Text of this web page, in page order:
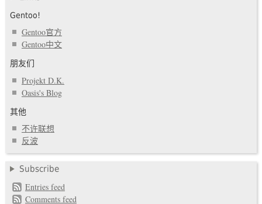
Gentoo!
Gentoo官方
Gentoo中文
朋友们
Projekt D.K.
Oasis's Blog
其他
不许联想
反波
Subscribe
Entries feed
Comments feed